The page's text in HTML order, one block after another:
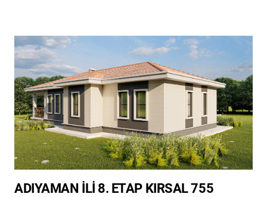
ADIYAMAN İLİ 8. ETAP KIRSAL 755